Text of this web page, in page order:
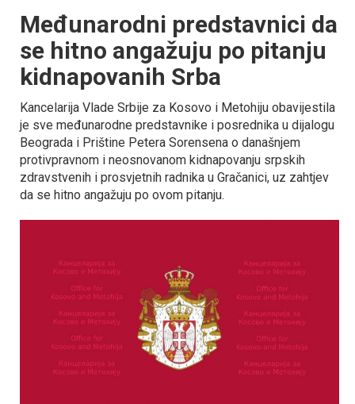
Međunarodni predstavnici da
se hitno angažuju po pitanju
kidnapovanih Srba
Kancelarija Vlade Srbije za Kosovo i Metohiju obavijestila
je sve međunarodne predstavnike i posrednika u dijalogu
Beograda i Prištine Petera Sorensena o današnjem
protivpravnom i neosnovanom kidnapovanju srpskih
zdravstvenih i prosvjetnih radnika u Gračanici, uz zahtjev
da se hitno angažuju po ovom pitanju.